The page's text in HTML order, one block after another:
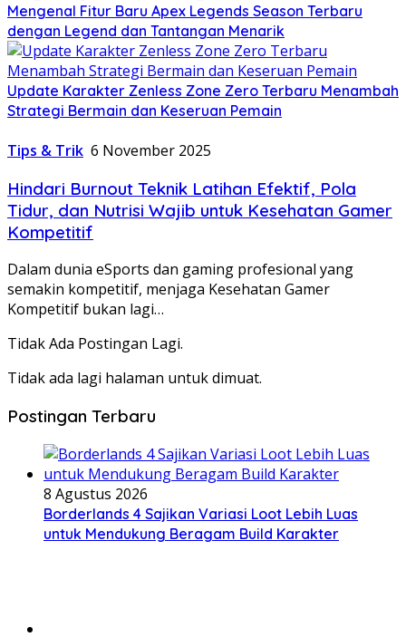
Mengenal Fitur Baru Apex Legends Season Terbaru
dengan Legend dan Tantangan Menarik
Update Karakter Zenless Zone Zero Terbaru Menambah
Strategi Bermain dan Keseruan Pemain
Tips & Trik 6 November 2025
Hindari Burnout Teknik Latihan Efektif, Pola
Tidur, dan Nutrisi Wajib untuk Kesehatan Gamer
Kompetitif
Dalam dunia eSports dan gaming profesional yang
semakin kompetitif, menjaga Kesehatan Gamer
Kompetitif bukan lagi…
Tidak Ada Postingan Lagi.
Tidak ada lagi halaman untuk dimuat.
Postingan Terbaru
8 Agustus 2026
Borderlands 4 Sajikan Variasi Loot Lebih Luas
untuk Mendukung Beragam Build Karakter